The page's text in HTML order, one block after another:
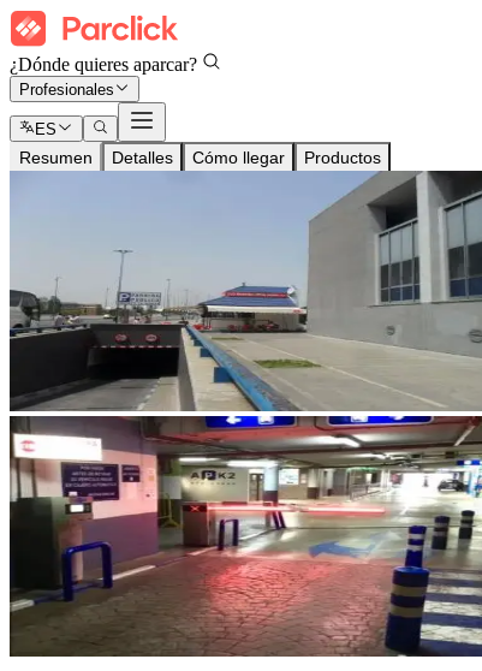
¿Dónde quieres aparcar?
Profesionales
ES
Resumen Detalles Cómo llegar Productos